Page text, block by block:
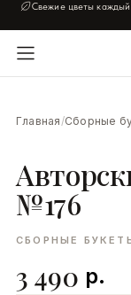
Свежие цветы каждый
Главная/Сборные
№176
СБОРНЫЕ
3 490 р.